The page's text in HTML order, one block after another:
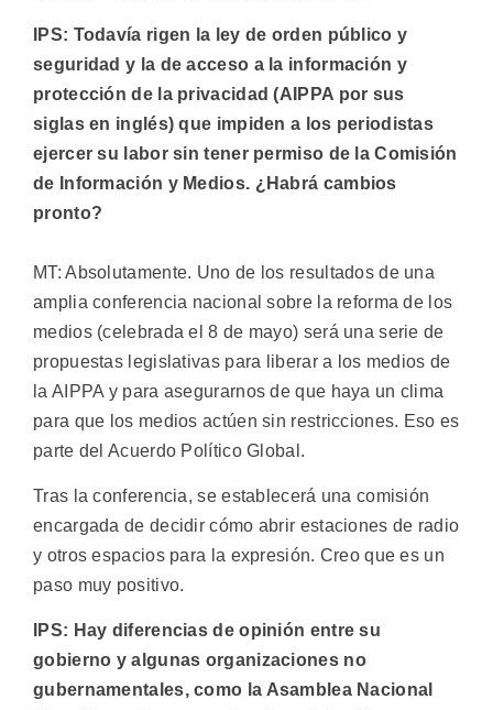
IPS: Todavía rigen la ley de orden público y
seguridad y la de acceso a la información y
protección de la privacidad (AIPPA por sus
siglas en inglés) que impiden a los periodistas
ejercer su labor sin tener permiso de la Comisión
de Información y Medios. ¿Habrá cambios
pronto?
MT: Absolutamente. Uno de los resultados de una
amplia conferencia nacional sobre la reforma de los
medios (celebrada el 8 de mayo) será una serie de
propuestas legislativas para liberar a los medios de
la AIPPA y para asegurarnos de que haya un clima
para que los medios actúen sin restricciones. Eso es
parte del Acuerdo Político Global.
Tras la conferencia, se establecerá una comisión
encargada de decidir cómo abrir estaciones de radio
y otros espacios para la expresión. Creo que es un
paso muy positivo.
IPS: Hay diferencias de opinión entre su
gobierno y algunas organizaciones no
gubernamentales, como la Asamblea Nacional